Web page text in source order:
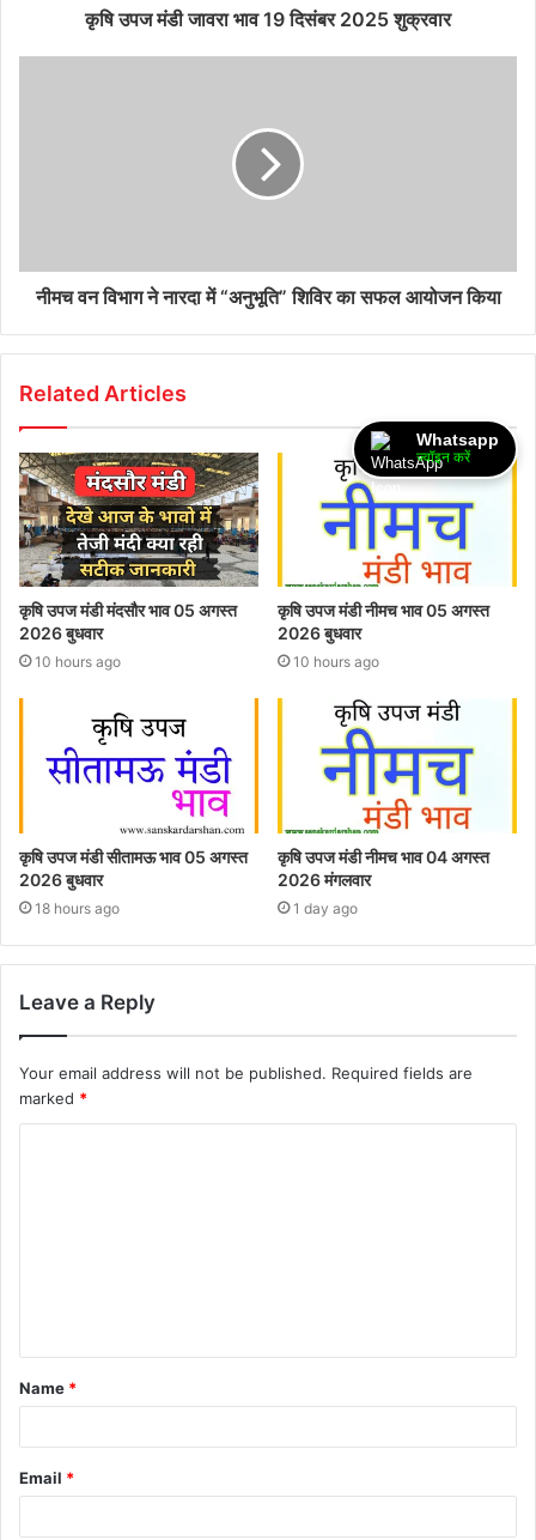
कृषि उपज मंडी जावरा भाव 19 दिसंबर 2025 शुक्रवार
नीमच वन विभाग ने नारदा में “अनुभूति” शिविर का सफल आयोजन किया
Related Articles
कृषि उपज मंडी मंदसौर भाव 05 अगस्त
2026 बुधवार
10 hours ago
कृषि उपज मंडी नीमच भाव 05 अगस्त
2026 बुधवार
10 hours ago
कृषि उपज मंडी सीतामऊ भाव 05 अगस्त
2026 बुधवार
18 hours ago
कृषि उपज मंडी नीमच भाव 04 अगस्त
2026 मंगलवार
1 day ago
Leave a Reply
Your email address will not be published. Required fields are
marked *
Name *
Email *
Whatsapp
ज्वॉइन करें